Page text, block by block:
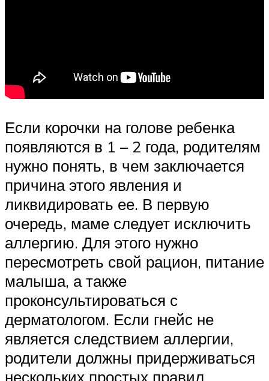
Если корочки на голове ребенка
появляются в 1 – 2 года, родителям
нужно понять, в чем заключается
причина этого явления и
ликвидировать ее. В первую
очередь, маме следует исключить
аллергию. Для этого нужно
пересмотреть свой рацион, питание
малыша, а также
проконсультироваться с
дерматологом. Если гнейс не
является следствием аллергии,
родители должны придерживаться
нескольких простых правил,